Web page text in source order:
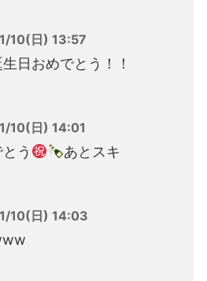
10(日) 13:57
日おめでとう！！
10(日) 14:01
う あとスキ
10(日) 14:03